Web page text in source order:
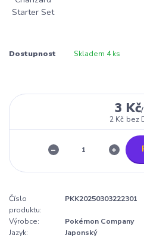
Dostupnost Skladem 4 ks
3 Kč/
2 Kč bez
Číslo
produktu:
PKK20250303222301
Výrobce:
Pokémon Company
Jazyk:
Japonský